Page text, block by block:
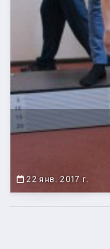
22 янв. 2017 г.